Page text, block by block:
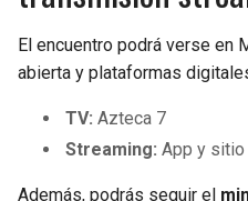
El encuentro podrá verse en
abierta y plataformas
TV: Azteca 7
Streaming: App y
Además, podrás seguir el